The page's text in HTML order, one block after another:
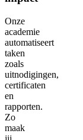
Onze
academie
automatiseert
taken
zoals
uitnodigingen,
certificaten
en
rapporten.
Zo
maak